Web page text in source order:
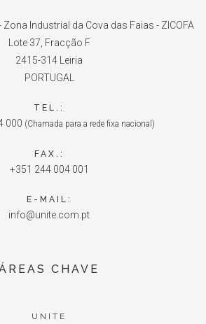
Industrial da Cova das Faias - ZICOFA
Lote 37, Fracção F
2415-314 Leiria
PORTUGAL
TEL.:
000 (Chamada para a rede fixa nacional)
FAX.:
+351 244 004 001
E-MAIL:
info@unite.com.pt
CHAVE
UNITE